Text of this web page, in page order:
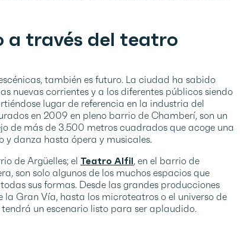
a través del teatro
también es futuro. La ciudad ha sabido
nuevas corrientes y a los diferentes públicos siendo
lugar de referencia en la industria del
en 2009 en pleno barrio de Chamberí, son un
de más de 3.500 metros cuadrados que acoge una
danza hasta ópera y musicales.
de Argüelles; el Teatro Alfil, en el barrio de
son solo algunos de los muchos espacios que
sus formas. Desde las grandes producciones
la Gran Vía, hasta los microteatros o el universo de
un escenario listo para ser aplaudido.